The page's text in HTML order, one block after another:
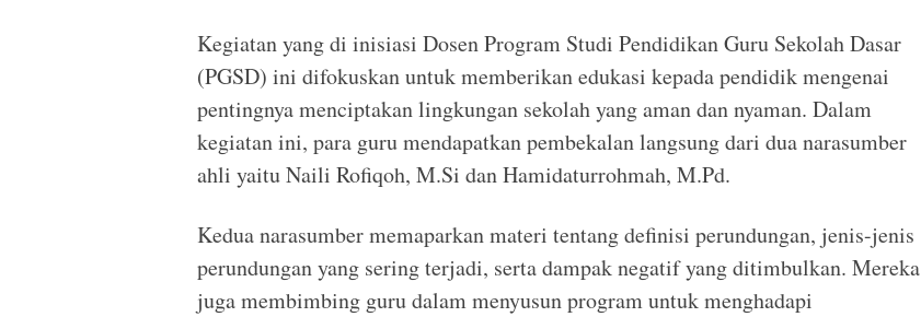
Kegiatan yang di inisiasi Dosen Program Studi Pendidikan Guru Sekolah Dasar
(PGSD) ini difokuskan untuk memberikan edukasi kepada pendidik mengenai
pentingnya menciptakan lingkungan sekolah yang aman dan nyaman. Dalam
kegiatan ini, para guru mendapatkan pembekalan langsung dari dua narasumber
ahli yaitu Naili Rofiqoh, M.Si dan Hamidaturrohmah, M.Pd.
Kedua narasumber memaparkan materi tentang definisi perundungan, jenis-jenis
perundungan yang sering terjadi, serta dampak negatif yang ditimbulkan. Mereka
juga membimbing guru dalam menyusun program untuk menghadapi